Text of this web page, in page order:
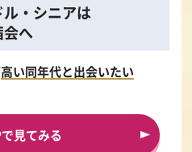
・シニアは
会へ
高い同年代と出会いたい
見てみる